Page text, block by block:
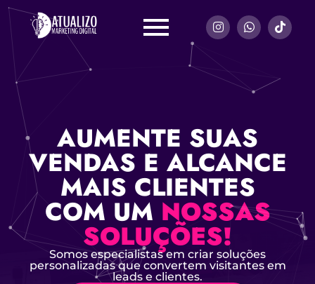
AUMENTE SUAS
VENDAS E ALCANCE
MAIS CLIENTES
COM UM NOSSAS
SOLUÇÕES!
Somos especialistas em criar soluções
personalizadas que convertem visitantes em
leads e clientes.